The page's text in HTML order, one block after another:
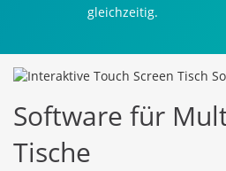
gleichzeitig.
Software für
Tische